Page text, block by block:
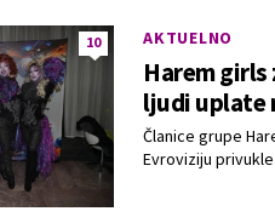
10 AKTUELNO
Harem girls
ljudi uplate
Članice grupe
Evroviziju